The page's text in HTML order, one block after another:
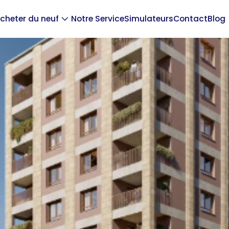
du neuf Notre ServiceSimulateursContactBlog